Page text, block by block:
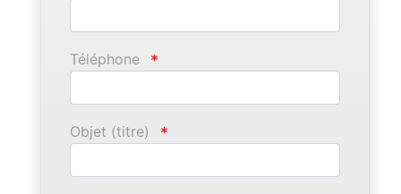
Téléphone *
Objet (titre) *